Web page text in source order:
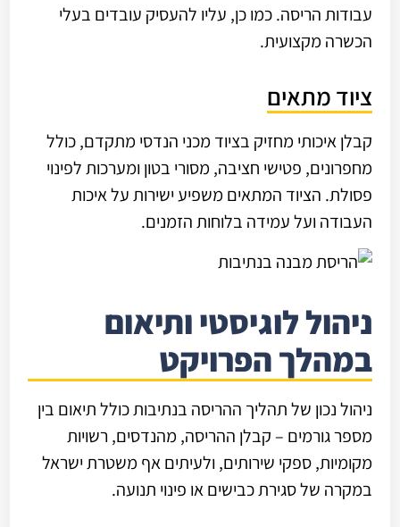
עבודות הריסה. כמו כן, עליו להעסיק עובדים בעלי
הכשרה מקצועית.
ציוד מתאים
קבלן איכותי מחזיק בציוד מכני הנדסי מתקדם, כולל
מחפרונים, פטישי חציבה, מסורי בטון ומערכות לפינוי
פסולת. הציוד המתאים משפיע ישירות על איכות
העבודה ועל עמידה בלוחות הזמנים.
ניהול לוגיסטי ותיאום
במהלך הפרויקט
ניהול נכון של תהליך ההריסה בנתיבות כולל תיאום בין
מספר גורמים – קבלן ההריסה, מהנדסים, רשויות
מקומיות, ספקי שירותים, ולעיתים אף משטרת ישראל
במקרה של סגירת כבישים או פינוי תנועה.